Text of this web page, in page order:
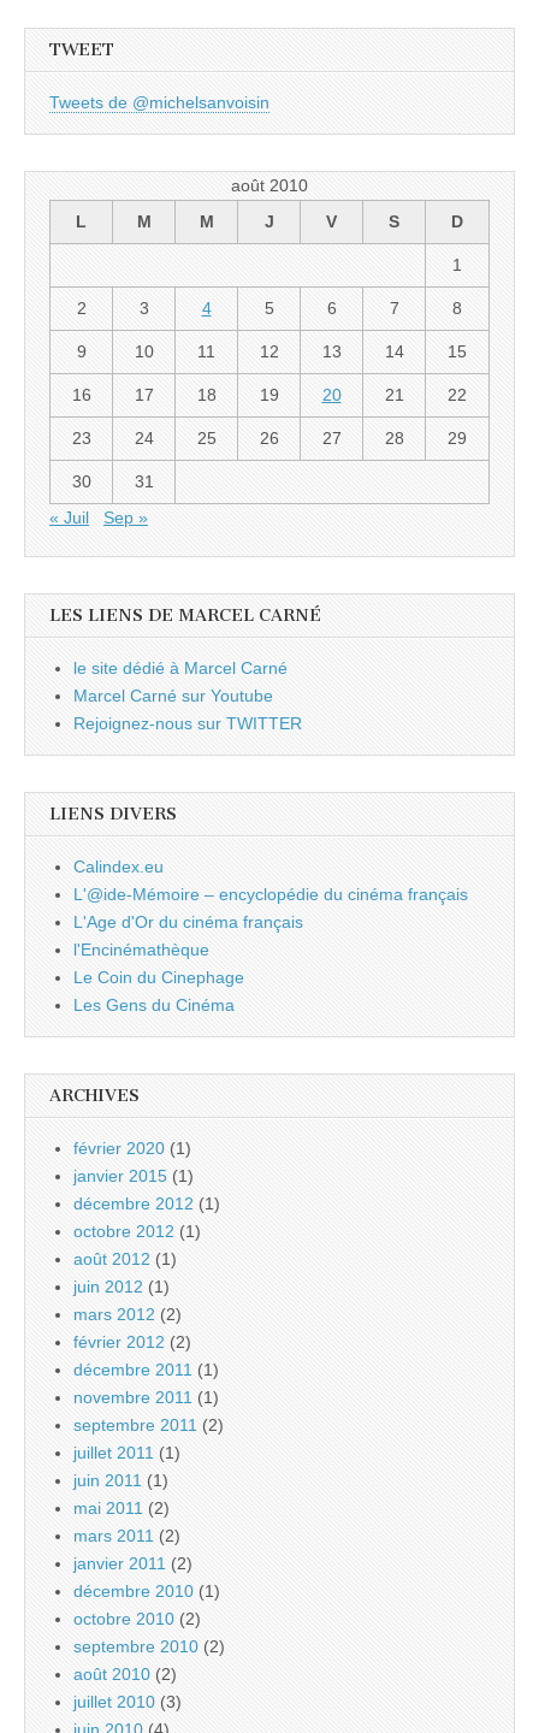
TWEET
Tweets de @michelsanvoisin
août 2010
L
M M J V S D
1
2 3 4 5 6 7 8
9 10 11 12 13 14 15
16 17 18 19 20 21 22
23 24 25 26 27 28 29
30
31
« Juil
Sep »
LES LIENS DE MARCEL CARNÉ
le site dédié à Marcel Carné
Marcel Carné sur Youtube
Rejoignez-nous sur TWITTER
LIENS DIVERS
Calindex.eu
L'@ide-Mémoire – encyclopédie du cinéma français
L'Age d'Or du cinéma français
l'Encinémathèque
Le Coin du Cinephage
Les Gens du Cinéma
ARCHIVES
février 2020 (1)
janvier 2015 (1)
décembre 2012 (1)
octobre 2012 (1)
août 2012 (1)
juin 2012 (1)
mars 2012 (2)
février 2012 (2)
décembre 2011 (1)
novembre 2011 (1)
septembre 2011 (2)
juillet 2011 (1)
juin 2011 (1)
mai 2011 (2)
mars 2011 (2)
janvier 2011 (2)
décembre 2010 (1)
octobre 2010 (2)
septembre 2010 (2)
août 2010 (2)
juillet 2010 (3)